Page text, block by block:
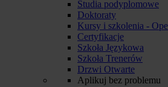
Studia podyplomowe
Doktoraty
Kursy i szkolenia -
Certyfikacje
Szkoła Językowa
Szkoła Trenerów
Drzwi Otwarte
Aplikuj bez problemu